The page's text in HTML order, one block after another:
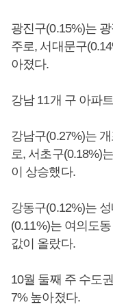
광진구(0.15%)는
주로, 서대문구
아졌다.
강남 11개 구 아파
강남구(0.27%)는
로, 서초구(0.18%)
이 상승했다.
강동구(0.12%)는
(0.11%)는 여의도
값이 올랐다.
10월 둘째 주 수도
7% 높아졌다.